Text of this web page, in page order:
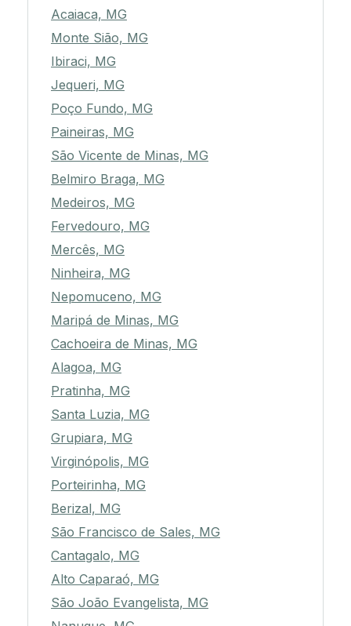
Acaiaca, MG
Monte Sião, MG
Ibiraci, MG
Jequeri, MG
Poço Fundo, MG
Paineiras, MG
São Vicente de Minas, MG
Belmiro Braga, MG
Medeiros, MG
Fervedouro, MG
Mercês, MG
Ninheira, MG
Nepomuceno, MG
Maripá de Minas, MG
Cachoeira de Minas, MG
Alagoa, MG
Pratinha, MG
Santa Luzia, MG
Grupiara, MG
Virginópolis, MG
Porteirinha, MG
Berizal, MG
São Francisco de Sales, MG
Cantagalo, MG
Alto Caparaó, MG
São João Evangelista, MG